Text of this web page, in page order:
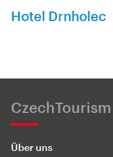
Hotel Drnholec
CzechTourism
Über uns